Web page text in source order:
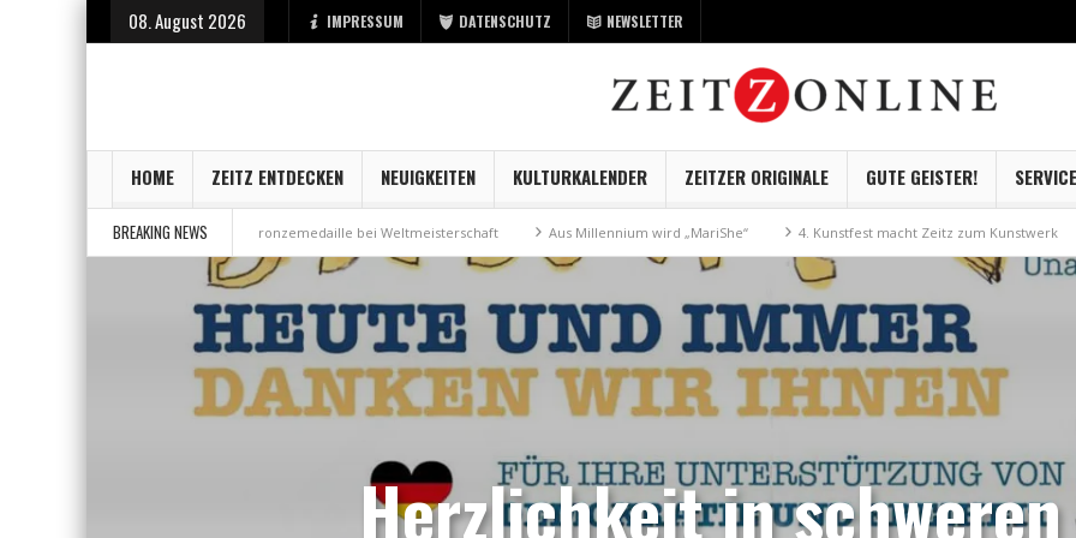
08. August 2026 IMPRESSUM DATENSCHUTZ NEWSLETTER
HOME ZEITZ ENTDECKEN NEUIGKEITEN KULTURKALENDER ZEITZER ORIGINALE GUTE GEISTER! SERVICE
BREAKING NEWS
der Stadt Zeitz Bronzemedaille bei Weltmeisterschaft Aus Millennium wird „MariShe“ 4. Kunstfest macht Zeitz zum Kunstwerk
Herzlichkeit in